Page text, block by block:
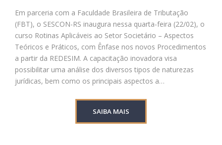
Em parceria com a Faculdade Brasileira de Tributação
(FBT), o SESCON-RS inaugura nessa quarta-feira (22/02), o
curso Rotinas Aplicáveis ao Setor Societário – Aspectos
Teóricos e Práticos, com Ênfase nos novos Procedimentos
a partir da REDESIM. A capacitação inovadora visa
possibilitar uma análise dos diversos tipos de naturezas
jurídicas, bem como os principais aspectos a…
SAIBA MAIS